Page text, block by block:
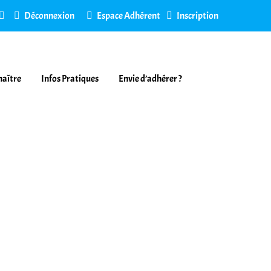
Déconnexion Espace Adhérent Inscription
Infos Pratiques Envie d’adhérer ?